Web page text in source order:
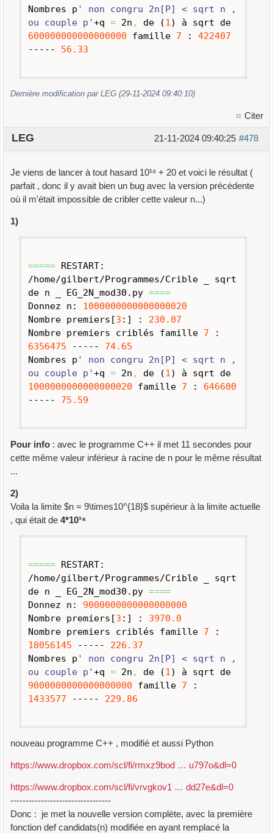
Nombres p ' non congru 2n[P] < sqrt n ,
ou couple p'+q= 2n , de (1 )
à sqrt de
600000000000000000 famille 7 :422407
----- 56.33
Dernière modification par LEG (29-11-2024 09:40:10)
Citer
#478
21-11-2024 09:40:25
LEG
Je viens de lancer à tout hasard 10¹⁸ + 20 et voici le résultat (
parfait , donc il y avait bien un bug avec la version précédente
où il m'était impossible de cribler cette valeur n...)
1)
===== RESTART:
/home/gilbert/Programmes/Crible _ sqrt
de n _ EG_2N_mod30. py ====
Donnez n: 1000000000000000020
Nombre premiers [3 : ] : 230.07
Nombre premiers criblés famille 7 :
6356475 ----- 74.65
Nombres p ' non congru 2n[P] < sqrt n ,
ou couple p'+q= 2n , de (1 )
à sqrt de
1000000000000000020 famille 7 : 646600
----- 75.59
Pour info : avec le programme C++ il met 11 secondes pour
cette même valeur inférieur à racine de n pour le même résultat
...
2)
Voila la limite $n = 9\times10^{18}$ supérieur à la limite actuelle
, qui était de 4*10¹⁸
===== RESTART:
/home/gilbert/Programmes/Crible _ sqrt
de n _ EG_2N_mod30. py ====
Donnez n: 9000000000000000000
Nombre premiers [3 : ] : 3970.0
Nombre premiers criblés famille 7 :
18056145 ----- 226.37
Nombres p ' non congru 2n[P] < sqrt n ,
ou couple p'+q= 2n , de (1 )
à sqrt de
9000000000000000000 famille 7 :
1433577 ----- 229.86
nouveau programme C++ , modifié et aussi Python
https://www.dropbox.com/scl/fi/rmxz9bod … u797o&dl=0
https://www.dropbox.com/scl/fi/vrvgkov1 … dd27e&dl=0
---------------------------------
Donc : je met la nouvelle version complète, avec la première
fonction def candidats(n) modifiée en ayant remplacé la